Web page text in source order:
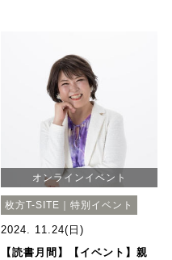
オンラインイベント
枚方T-SITE｜特別イベント
2024. 11.24(日)
【読書月間】【イベント】親